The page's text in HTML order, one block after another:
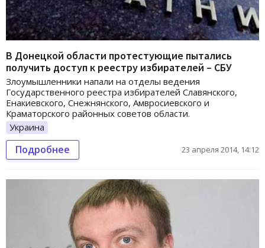
В Донецкой области протестующие пытались
получить доступ к реестру избирателей – СБУ
Злоумышленники напали на отделы ведения
Государственного реестра избирателей Славянского,
Енакиевского, Снежнянского, Амвросиевского и
Краматорского районных советов области.
Украина
Подробнее 23 апреля 2014, 14:12